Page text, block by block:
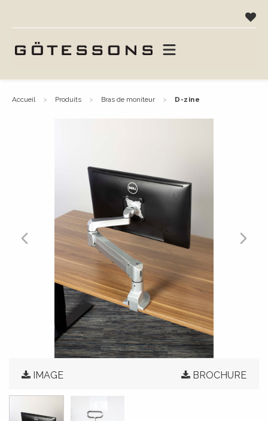
accueil produits bras de moniteur d-zine
IMAGE BROCHURE